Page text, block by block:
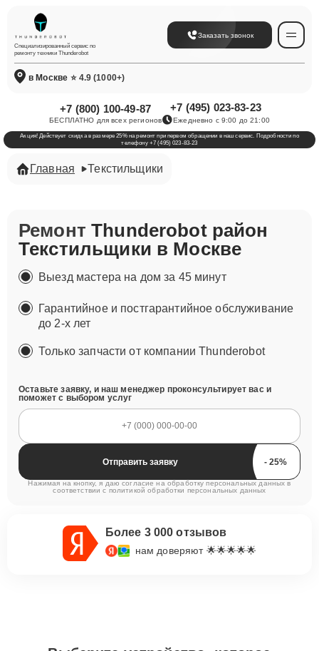
Специализированный сервис по
ремонту техники Thunderobot
Заказать звонок
в Москве ⭐ 4.9 (1000+)
+7 (800) 100-49-87
БЕСПЛАТНО для всех регионов
+7 (495) 023-83-23
Ежедневно с 9:00 до 21:00
Акция! Действует скидка в размере 25% на ремонт при первом обращении в наш сервис. Подробности по
телефону +7 (495) 023-83-23
Главная Текстильщики
РемонтThunderobot район
Текстильщики в Москве
Выезд мастера на дом за 45 минут
Гарантийное и постгарантийное обслуживание
до 2-х лет
Только запчасти от компании Thunderobot
Оставьте заявку, и наш менеджер проконсультирует вас и
поможет с выбором услуг
Отправить заявку
Нажимая на кнопку, я даю согласие на обработку персональных данных в
соответствии с политикой обработки персональных данных
Более 3 000 отзывов
нам доверяют 🌟🌟🌟🌟🌟